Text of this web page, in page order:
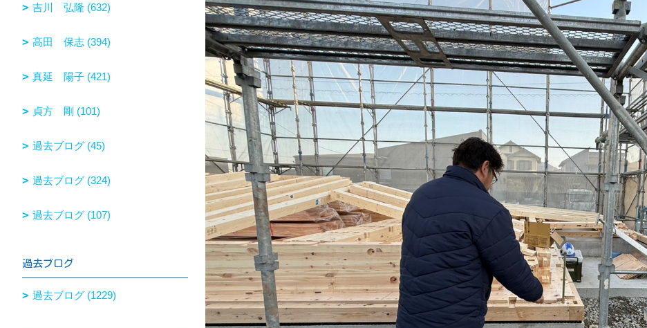
吉川 弘隆 (632)
高田 保志 (394)
真延 陽子 (421)
貞方 剛 (101)
過去ブログ (45)
過去ブログ (324)
過去ブログ (107)
過去ブログ
過去ブログ (1229)